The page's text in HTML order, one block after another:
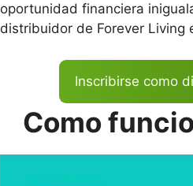
oportunidad financiera
distribuidor de Forever Living
Inscribirse como
Como